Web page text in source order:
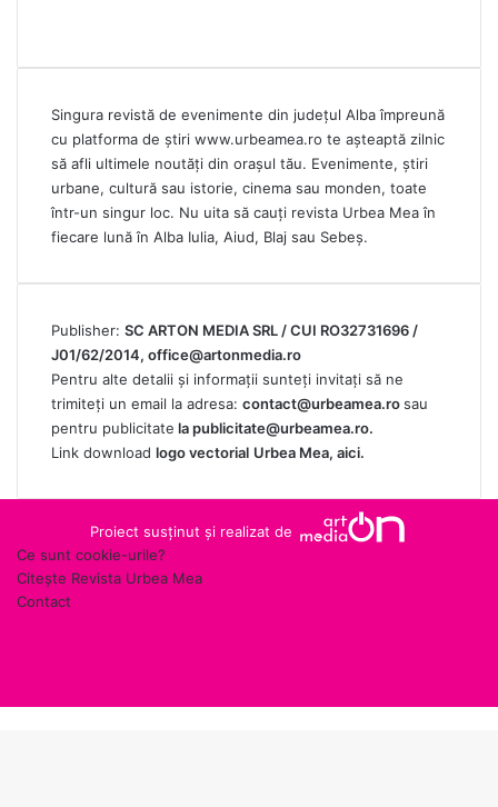
Singura revistă de evenimente din județul Alba împreună
cu platforma de știri www.urbeamea.ro te așteaptă zilnic
să afli ultimele noutăți din orașul tău. Evenimente, știri
urbane, cultură sau istorie, cinema sau monden, toate
într-un singur loc. Nu uita să cauți revista Urbea Mea în
fiecare lună în Alba Iulia, Aiud, Blaj sau Sebeș.
Publisher: SC ARTON MEDIA SRL / CUI RO32731696 /
J01/62/2014, office@artonmedia.ro
Pentru alte detalii și informații sunteți invitați să ne
trimiteți un email la adresa: contact@urbeamea.rosau
pentru publicitate lapublicitate@urbeamea.ro.
Link download logo vectorial Urbea Mea, aici.
Proiect susținut și realizat de
Ce sunt cookie-urile?
Citește Revista Urbea Mea
Contact